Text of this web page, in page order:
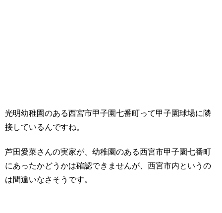
光明幼稚園のある西宮市甲子園七番町って甲子園球場に隣
接しているんですね。
芦田愛菜さんの実家が、幼稚園のある西宮市甲子園七番町
にあったかどうかは確認できませんが、西宮市内というの
は間違いなさそうです。